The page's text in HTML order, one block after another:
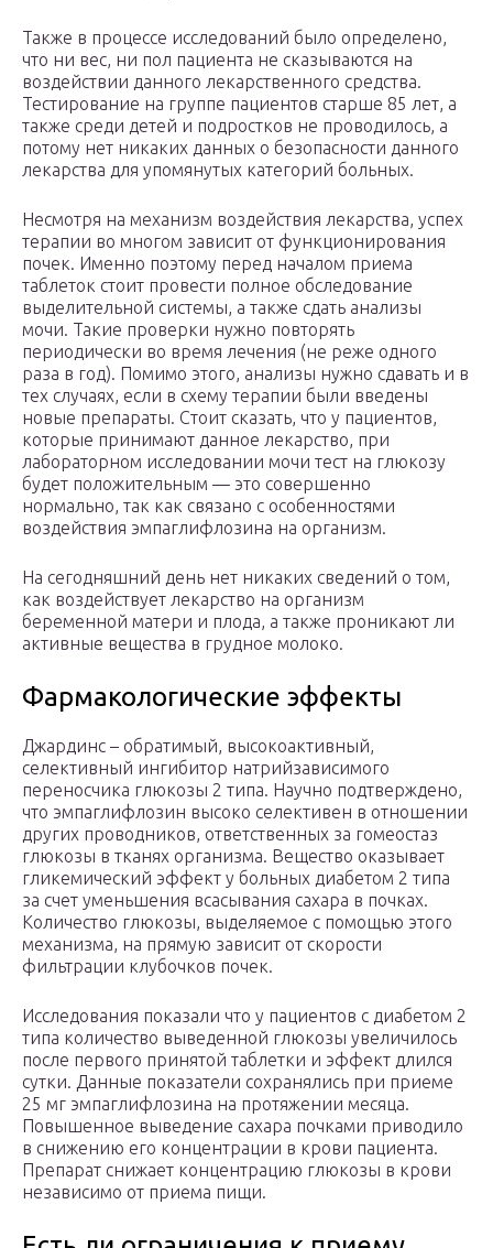
Также в процессе исследований было определено,
что ни вес, ни пол пациента не сказываются на
воздействии данного лекарственного средства.
Тестирование на группе пациентов старше 85 лет, а
также среди детей и подростков не проводилось, а
потому нет никаких данных о безопасности данного
лекарства для упомянутых категорий больных.
Несмотря на механизм воздействия лекарства, успех
терапии во многом зависит от функционирования
почек. Именно поэтому перед началом приема
таблеток стоит провести полное обследование
выделительной системы, а также сдать анализы
мочи. Такие проверки нужно повторять
периодически во время лечения (не реже одного
раза в год). Помимо этого, анализы нужно сдавать и в
тех случаях, если в схему терапии были введены
новые препараты. Стоит сказать, что у пациентов,
которые принимают данное лекарство, при
лабораторном исследовании мочи тест на глюкозу
будет положительным — это совершенно
нормально, так как связано с особенностями
воздействия эмпаглифлозина на организм.
На сегодняшний день нет никаких сведений о том,
как воздействует лекарство на организм
беременной матери и плода, а также проникают ли
активные вещества в грудное молоко.
Фармакологические эффекты
Джардинс – обратимый, высокоактивный,
селективный ингибитор натрийзависимого
переносчика глюкозы 2 типа. Научно подтверждено,
что эмпаглифлозин высоко селективен в отношении
других проводников, ответственных за гомеостаз
глюкозы в тканях организма. Вещество оказывает
гликемический эффект у больных диабетом 2 типа
за счет уменьшения всасывания сахара в почках.
Количество глюкозы, выделяемое с помощью этого
механизма, на прямую зависит от скорости
фильтрации клубочков почек.
Исследования показали что у пациентов с диабетом 2
типа количество выведенной глюкозы увеличилось
после первого принятой таблетки и эффект длился
сутки. Данные показатели сохранялись при приеме
25 мг эмпаглифлозина на протяжении месяца.
Повышенное выведение сахара почками приводило
в снижению его концентрации в крови пациента.
Препарат снижает концентрацию глюкозы в крови
независимо от приема пищи.